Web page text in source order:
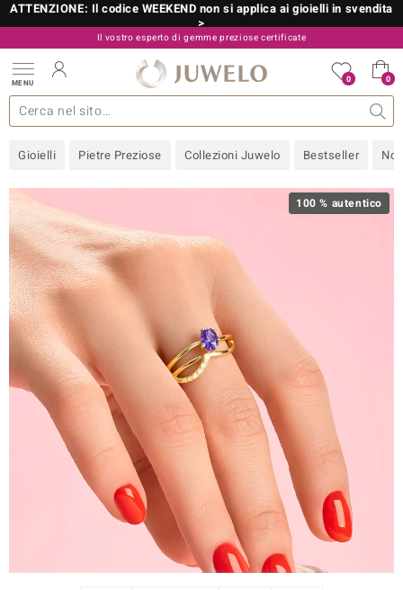
ATTENZIONE: Il codice WEEKEND non si applica ai gioielli in svendita
>
Il vostro esperto di gemme preziose certificate
800 986 787
MENU 0 0
Gioielli Pietre Preziose Collezioni Juwelo Bestseller
gioielli Design Metallo prezioso Misure anelli
più importanti Pietre preziose per colore Pietre preziose
Love
Designs
SELECTION
Informazioni generali Approfondimenti Consigli
Acquistare in diretta Juwelo
100 % autentico